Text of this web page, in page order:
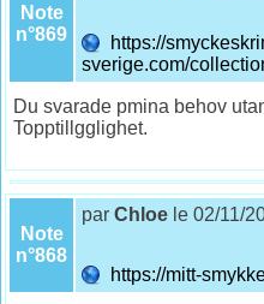
Note
n°869
https://
sverige.com/
Du svarade pmina behov
Topptillgglighet.
Note
n°868
parChloe le 02/11/
https://mitt-